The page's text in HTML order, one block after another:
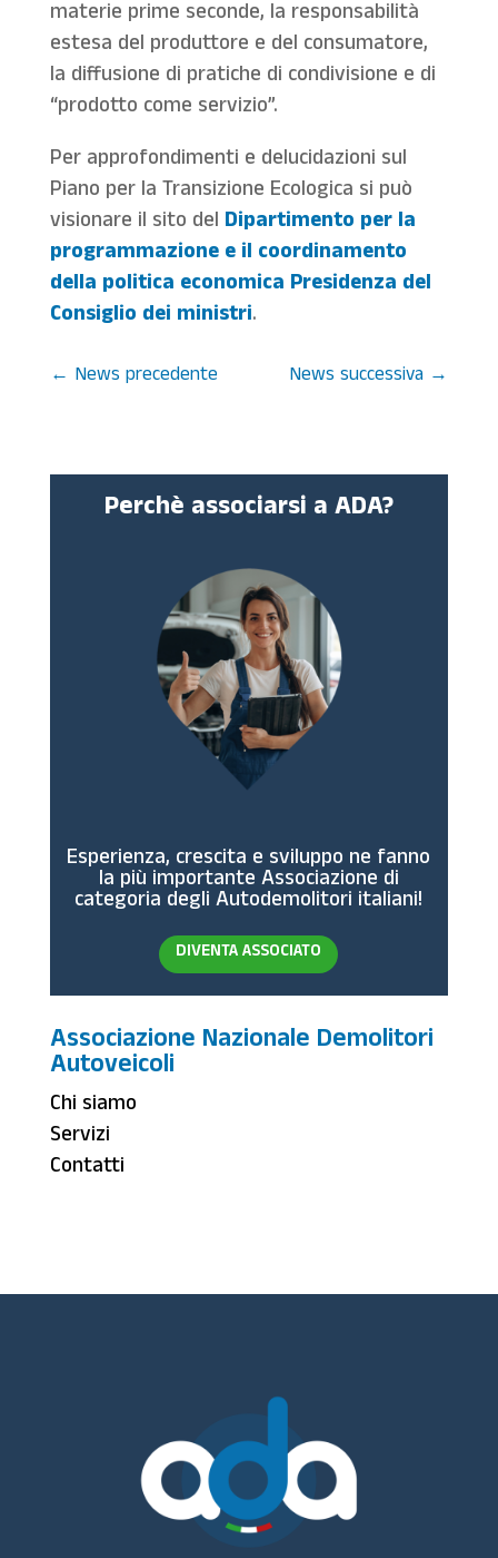
materie prime seconde, la responsabilità
estesa del produttore e del consumatore,
la diffusione di pratiche di condivisione e di
“prodotto come servizio”.
Per approfondimenti e delucidazioni sul
Piano per la Transizione Ecologica si può
visionare il sito del Dipartimento per la
programmazione e il coordinamento
della politica economica Presidenza del
Consiglio dei ministri.
← News precedente News successiva →
Perchè associarsi a ADA?
Esperienza, crescita e sviluppo ne fanno
la più importante Associazione di
categoria degli Autodemolitori italiani!
DIVENTA ASSOCIATO
Associazione Nazionale Demolitori
Autoveicoli
Chi siamo
Servizi
Contatti